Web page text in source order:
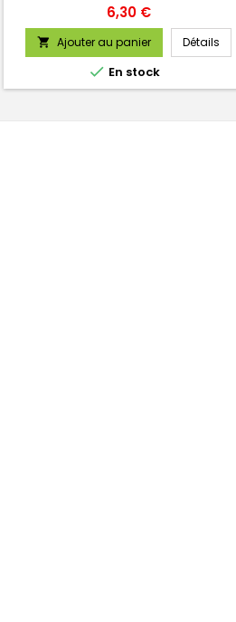
Prix
6,30 €
 Ajouter au panier Détails
 En stock